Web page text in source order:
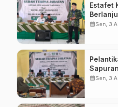
Estafet
calendar_monthSen, 3
calendar_monthSen, 3